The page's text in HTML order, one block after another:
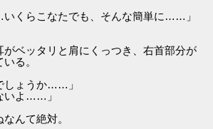
くらこなたでも、そんな簡単に……」
がベッタリと肩にくっつき、右首部分が
る。
しょうか……」
いよ……」
んて絶対。